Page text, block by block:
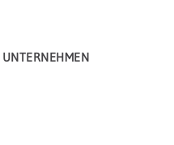
UNTERNEHMEN